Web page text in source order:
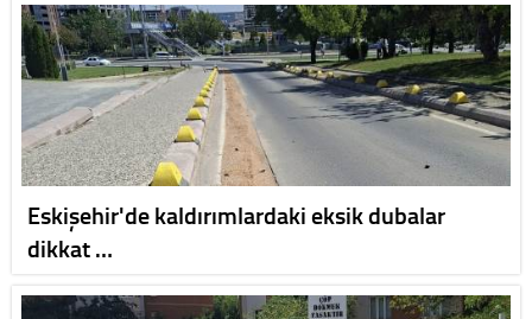
Eskişehir'de kaldırımlardaki eksik dubalar
dikkat …